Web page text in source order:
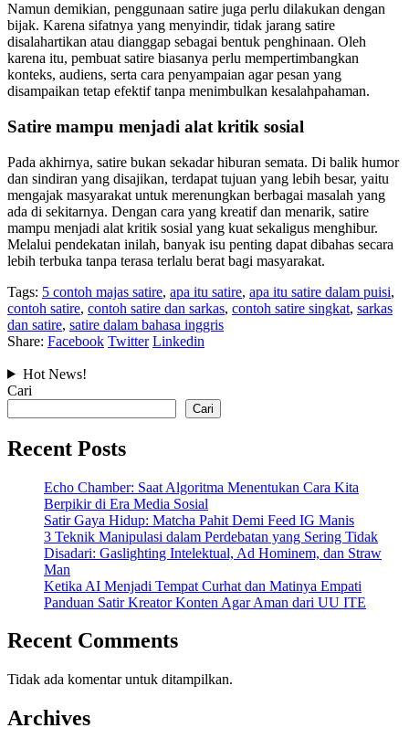
Namun demikian, penggunaan satire juga perlu dilakukan dengan
bijak. Karena sifatnya yang menyindir, tidak jarang satire
disalahartikan atau dianggap sebagai bentuk penghinaan. Oleh
karena itu, pembuat satire biasanya perlu mempertimbangkan
konteks, audiens, serta cara penyampaian agar pesan yang
disampaikan tetap efektif tanpa menimbulkan kesalahpahaman.
Satire mampu menjadi alat kritik sosial
Pada akhirnya, satire bukan sekadar hiburan semata. Di balik humor
dan sindiran yang disajikan, terdapat tujuan yang lebih besar, yaitu
mengajak masyarakat untuk merenungkan berbagai masalah yang
ada di sekitarnya. Dengan cara yang kreatif dan menarik, satire
mampu menjadi alat kritik sosial yang kuat sekaligus menghibur.
Melalui pendekatan inilah, banyak isu penting dapat dibahas secara
lebih terbuka tanpa terasa terlalu berat bagi masyarakat.
Tags: 5 contoh majas satire, apa itu satire, apa itu satire dalam puisi,
contoh satire, contoh satire dan sarkas, contoh satire singkat, sarkas
dan satire, satire dalam bahasa inggris
Share: Facebook Twitter Linkedin
Hot News!
Cari
Cari
Recent Posts
Echo Chamber: Saat Algoritma Menentukan Cara Kita
Berpikir di Era Media Sosial
Satir Gaya Hidup: Matcha Pahit Demi Feed IG Manis
3 Teknik Manipulasi dalam Perdebatan yang Sering Tidak
Disadari: Gaslighting Intelektual, Ad Hominem, dan Straw
Man
Ketika AI Menjadi Tempat Curhat dan Matinya Empati
Panduan Satir Kreator Konten Agar Aman dari UU ITE
Recent Comments
Tidak ada komentar untuk ditampilkan.
Archives